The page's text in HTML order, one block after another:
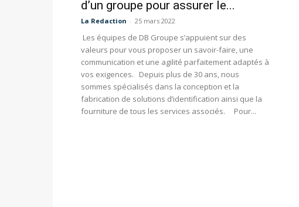
d’un groupe pour assurer le...
La Redaction - 25 mars 2022
Les équipes de DB Groupe s’appuient sur des
valeurs pour vous proposer un savoir-faire, une
communication et une agilité parfaitement adaptés à
vos exigences. Depuis plus de 30 ans, nous
sommes spécialisés dans la conception et la
fabrication de solutions d’identification ainsi que la
fourniture de tous les services associés. Pour...